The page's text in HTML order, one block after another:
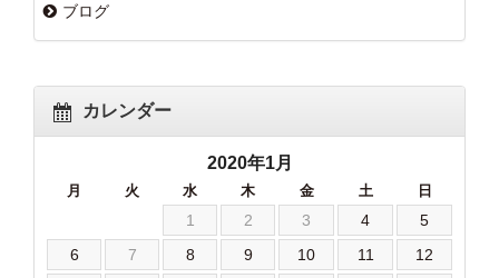
ブログ
カレンダー
2020年1月
月 火 水 木 金 土 日
1 2 3 4
5
6
7 8 9 10 11
12